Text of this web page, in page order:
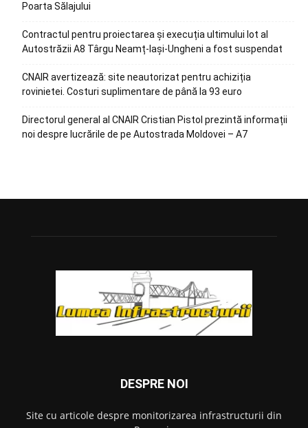
Poarta Sălajului
Contractul pentru proiectarea și execuția ultimului lot al
Autostrăzii A8 Târgu Neamț-Iași-Ungheni a fost suspendat
CNAIR avertizează: site neautorizat pentru achiziția
rovinietei. Costuri suplimentare de până la 93 euro
Directorul general al CNAIR Cristian Pistol prezintă informații
noi despre lucrările de pe Autostrada Moldovei – A7
DESPRE NOI
Site cu articole despre monitorizarea infrastructurii din